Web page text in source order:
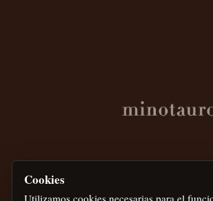
Cookies
Utilizamos cookies necesarias para el